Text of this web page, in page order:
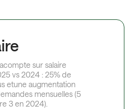
sur salaire
vs 2024 : 25% de
etune augmentation
mensuelles (5
3 en 2024).